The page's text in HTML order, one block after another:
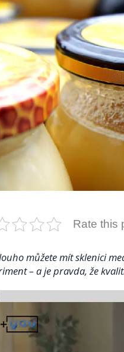
Rate this
můžete mít sklenici
– a je pravda, že